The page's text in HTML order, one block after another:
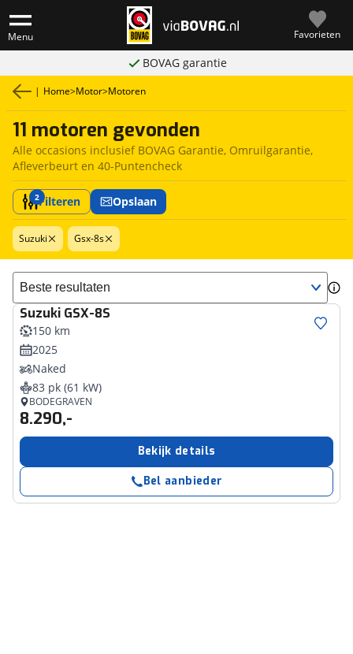
Menu Favorieten
BOVAG garantie
| Home>Motor>Motoren
11 motoren gevonden
Alle occasions inclusief BOVAG Garantie, Omruilgarantie,
Afleverbeurt en 40-Puntencheck
2Filteren Opslaan
Suzuki Gsx-8s
Sorteer resultaten
Suzuki GSX-8S
150 km
2025
Naked
83 pk (61 kW)
BODEGRAVEN
8.290,-
Bekijk details
Bel aanbieder